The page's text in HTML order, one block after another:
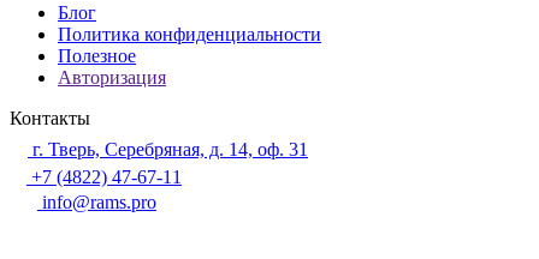
Блог
Политика конфиденциальности
Полезное
Авторизация
Контакты
г. Тверь, Серебряная, д. 14, оф. 31
+7 (4822) 47-67-11
info@rams.pro